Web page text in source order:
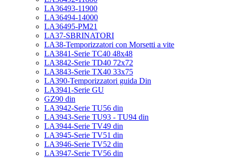
LA36493-11900
LA36494-14000
LA36495-PM21
LA37-SBRINATORI
LA38-Temporizzatori con Morsetti a vite
LA3841-Serie TC40 48x48
LA3842-Serie TD40 72x72
LA3843-Serie TX40 33x75
LA390-Temporizzatori guida Din
LA3941-Serie GU
GZ90 din
LA3942-Serie TU56 din
LA3943-Serie TU93 - TU94 din
LA3944-Serie TV49 din
LA3945-Serie TV51 din
LA3946-Serie TV52 din
LA3947-Serie TV56 din